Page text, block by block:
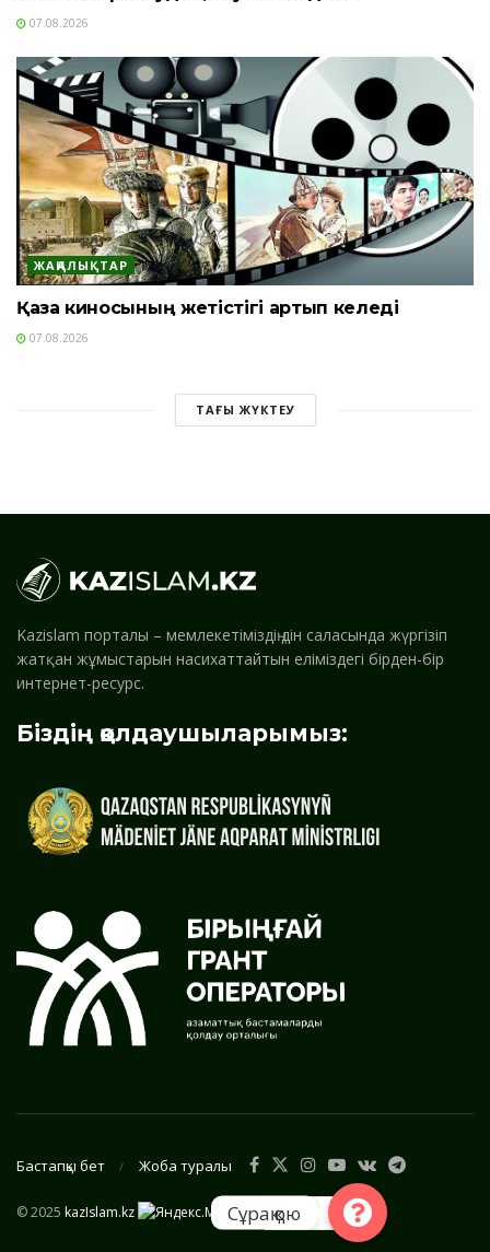
07.08.2026
ЖАҢАЛЫҚТАР
Қазақ киносының жетістігі артып келеді
07.08.2026
ТАҒЫ ЖҮКТЕУ
Kazislam порталы – мемлекетіміздің дін саласында жүргізіп
жатқан жұмыстарын насихаттайтын еліміздегі бірден-бір
интернет-ресурс.
Біздің қолдаушыларымыз:
Бастапқы бет Жоба туралы
© 2025 kazIslam.kz Сұрақ қою